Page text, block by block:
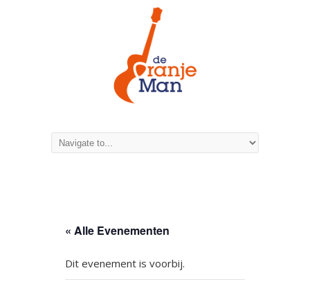
« Alle Evenementen
Dit evenement is voorbij.